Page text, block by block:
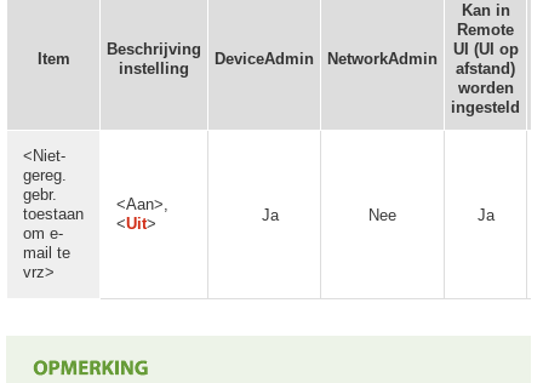
Item
Beschrijving
instelling
DeviceAdmin NetworkAdmin
Kan in
Remote
UI (UI op
afstand)
worden
ingesteld
<Niet-
gereg.
gebr.
toestaan
om e-
mail te
vrz>
<Aan>,
<Uit> Ja Nee Ja